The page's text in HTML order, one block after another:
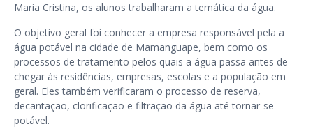
Maria Cristina, os alunos trabalharam a temática da água.
O objetivo geral foi conhecer a empresa responsável pela a
água potável na cidade de Mamanguape, bem como os
processos de tratamento pelos quais a água passa antes de
chegar às residências, empresas, escolas e a população em
geral. Eles também verificaram o processo de reserva,
decantação, clorificação e filtração da água até tornar-se
potável.